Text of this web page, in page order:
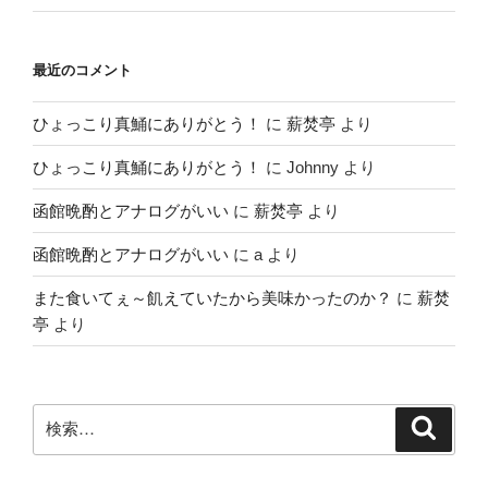
最近のコメント
ひょっこり真鯒にありがとう！ に 薪焚亭 より
ひょっこり真鯒にありがとう！ に Johnny より
函館晩酌とアナログがいい に 薪焚亭 より
函館晩酌とアナログがいい に a より
また食いてぇ～飢えていたから美味かったのか？ に 薪焚
亭 より
索: